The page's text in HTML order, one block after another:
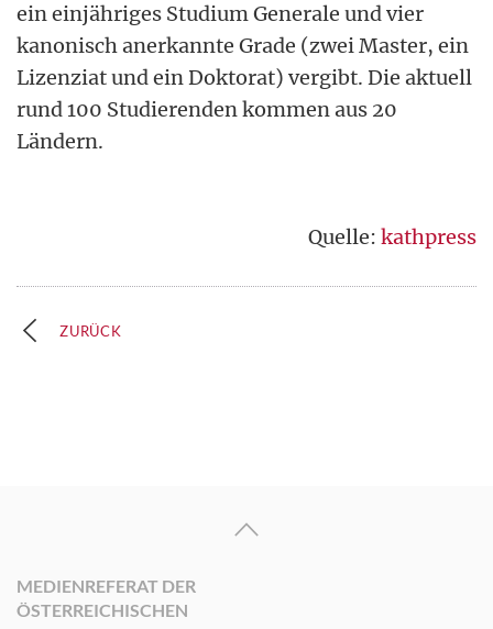
ein einjähriges Studium Generale und vier
kanonisch anerkannte Grade (zwei Master, ein
Lizenziat und ein Doktorat) vergibt. Die aktuell
rund 100 Studierenden kommen aus 20
Ländern.
Quelle: kathpress
ZURÜCK
MEDIENREFERAT DER
ÖSTERREICHISCHEN